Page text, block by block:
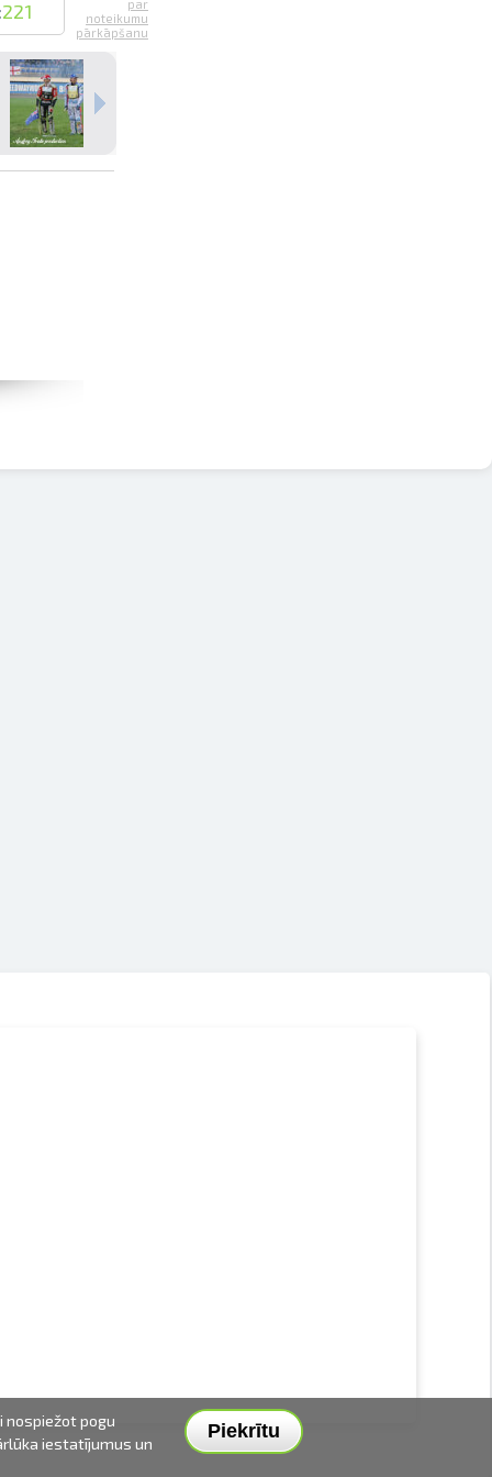
221
par
noteikumu
pārkāpšanu
Piekrītu
nospiežot pogu
iestatījumus un